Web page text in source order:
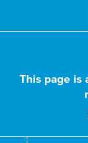
This page is